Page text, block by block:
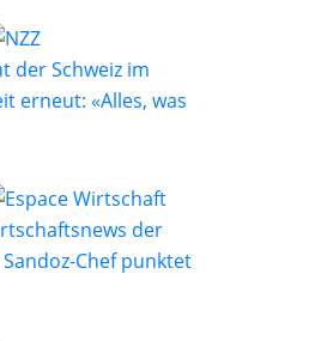
der Schweiz im
erneut: «Alles, was
der
Chef punktet